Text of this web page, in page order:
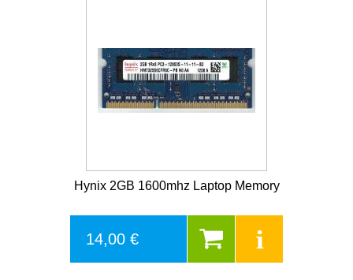
Hynix 2GB 1600mhz Laptop Memory
14,00 €